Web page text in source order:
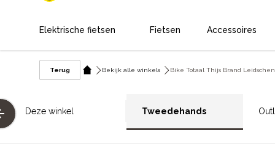
Elektrische fietsen Fietsen Accessoires
Terug Bekijk alle winkels Bike Totaal Thijs Brand
Deze winkel Tweedehands